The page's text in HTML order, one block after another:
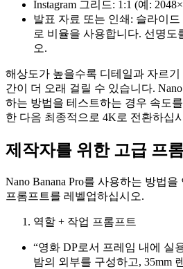
Instagram 그리드: 1:1 (예:
발표 자료 또는 인쇄: 슬라이
로 비율을 사용합니다. 선명도
오.
해상도가 높을수록 디테일과 자르기
간이 더 오래 걸릴 수 있습니다.
하는 방법을 테스트하는 경우 속도
한 다음 최종적으로 4K로 전환하십
제작자를 위한 고급 프
Nano Banana Pro를 사용하는 방법
프롬프트를 레벨업하십시오.
역할 + 작업 프롬프트
“영화 DP로서 프레임 내에 실
밤의 외부를 구성하고, 35mm